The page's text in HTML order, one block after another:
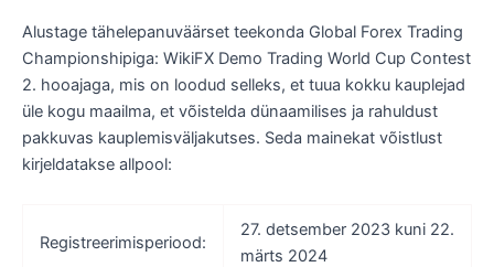
Alustage tähelepanuväärset teekonda Global Forex Trading
Championshipiga: WikiFX Demo Trading World Cup Contest
2. hooajaga, mis on loodud selleks, et tuua kokku kauplejad
üle kogu maailma, et võistelda dünaamilises ja rahuldust
pakkuvas kauplemisväljakutses. Seda mainekat võistlust
kirjeldatakse allpool:
Registreerimisperiood:
27. detsember 2023 kuni 22.
märts 2024